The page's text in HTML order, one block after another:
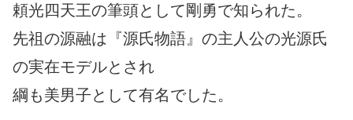
頼光四天王の筆頭として剛勇で知られた。
先祖の源融は『源氏物語』の主人公の光源氏
の実在モデルとされ
綱も美男子として有名でした。